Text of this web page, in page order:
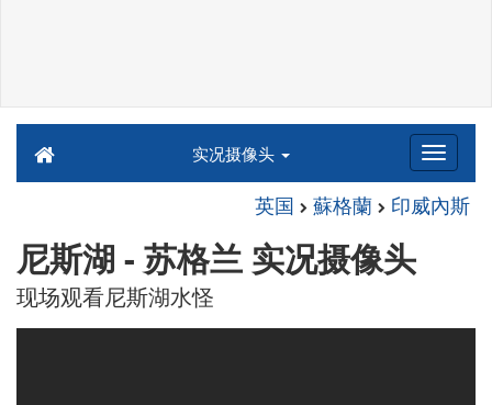
实况摄像头
英国 蘇格蘭 印威內斯
尼斯湖 - 苏格兰 实况摄像头
现场观看尼斯湖水怪